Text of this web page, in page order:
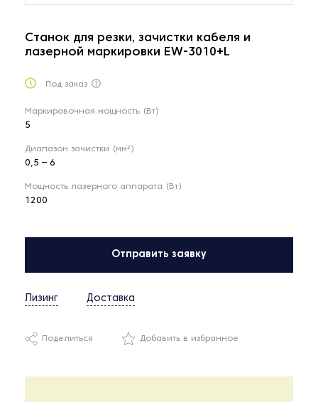
Станок для резки, зачистки кабеля и
лазерной маркировки EW-3010+L
Под заказ
Маркировочная мощность (Вт)
5
Диапазон зачистки (мм²)
0,5 – 6
Мощность лазерного аппарата (Вт)
1200
Отправить заявку
Лизинг Доставка
Поделиться Добавить в избранное